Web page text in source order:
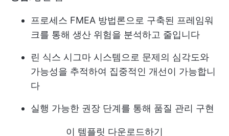
프로세스 FMEA 방법론으로 구축된 프레임워
크를 통해 생산 위험을 분석하고 줄입니다
린 식스 시그마 시스템으로 문제의 심각도와
가능성을 추적하여 집중적인 개선이 가능합니
다
실행 가능한 권장 단계를 통해 품질 관리 구현
이 템플릿 다운로드하기